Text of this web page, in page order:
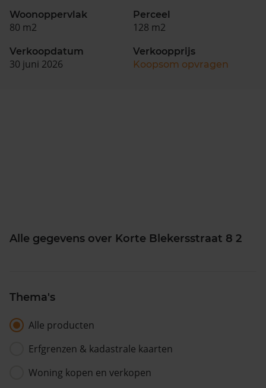
Woonoppervlak
80 m2
Perceel
128 m2
Verkoopdatum
30 juni 2026
Verkoopprijs
Koopsom opvragen
Alle gegevens over Korte Blekersstraat 8 2
Thema's
Alle producten
Erfgrenzen & kadastrale kaarten
Woning kopen en verkopen